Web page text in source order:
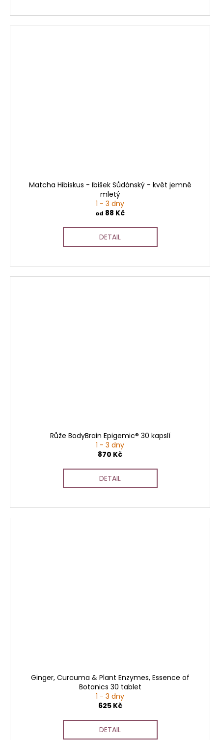
Matcha Hibiskus - Ibišek Sůdánský - květ jemně
mletý
1 - 3 dny
od 88 Kč
DETAIL
Růže BodyBrain Epigemic® 30 kapslí
1 - 3 dny
870 Kč
DETAIL
Ginger, Curcuma & Plant Enzymes, Essence of
Botanics 30 tablet
1 - 3 dny
625 Kč
DETAIL